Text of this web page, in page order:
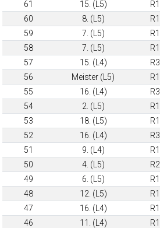
61
15. (L5) R1
60
8. (L5) R1
59
7. (L5) R1
58
7. (L5) R1
57
15. (L4) R3
56
Meister (L5) R1
55
16. (L4) R3
54
2. (L5) R1
53
18. (L5) R1
52
16. (L4) R3
51
9. (L4) R1
50
4. (L5) R2
49
6. (L5) R1
48
12. (L5) R1
47
16. (L4) R1
46
11. (L4) R1